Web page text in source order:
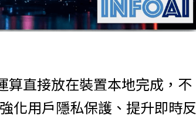
算直接放在裝置本地完成，不
化用戶隱私保護、提升即時反